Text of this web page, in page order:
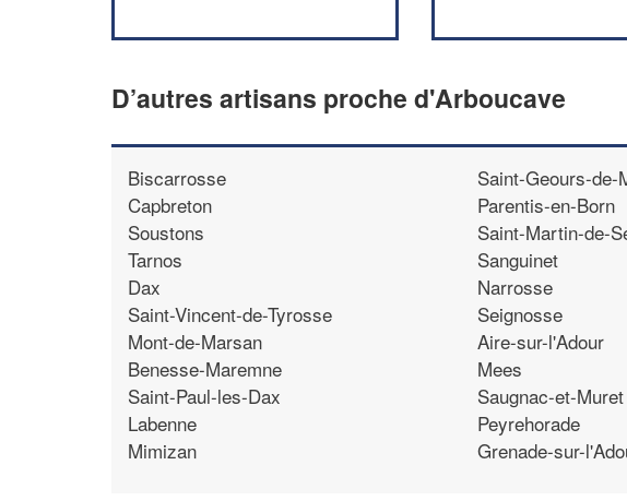
D’autres artisans proche d'Arboucave
Biscarrosse
Capbreton
Soustons
Tarnos
Dax
Saint-Vincent-de-Tyrosse
Mont-de-Marsan
Benesse-Maremne
Saint-Paul-les-Dax
Labenne
Mimizan
Saint-Geours-de-
Parentis-en-Born
Saint-Martin-de-
Sanguinet
Narrosse
Seignosse
Aire-sur-l'Adour
Mees
Saugnac-et-Muret
Peyrehorade
Grenade-sur-